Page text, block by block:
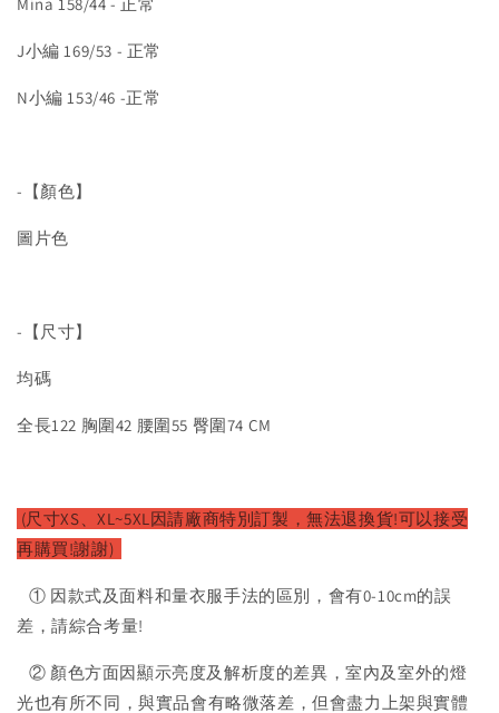
J小編 169/53 - 正常
N小編 153/46 -正常
-【顏色】
圖片色
-【尺寸】
均碼
全長122 胸圍42 腰圍55 臀圍74 CM
(尺寸XS、XL~5XL因請廠商特別訂製，無法退換貨!可以接受
再購買!謝謝)
① 因款式及面料和量衣服手法的區別，會有0-10cm的誤
差，請綜合考量!
② 顏色方面因顯示亮度及解析度的差異，室內及室外的燈
光也有所不同，與實品會有略微落差，但會盡力上架與實體